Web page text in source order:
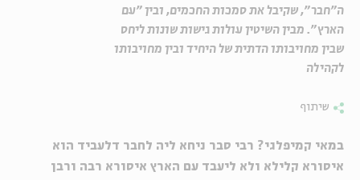
ה"חבר", שקיבל את סמכות החכמים, ובין "עם
הארץ". מבין השיטין עולות גישות שונות ליחס
שבין מחויבותו הדתית של היחיד ובין מחויבותו
לקהילה
שיתוף
במאי קמיפלגי? רבי סבר ניחא ליה לחבר דלעביד הוא
איסורא קלילא ולא ליעבד עם הארץ איסורא רבה ורבן